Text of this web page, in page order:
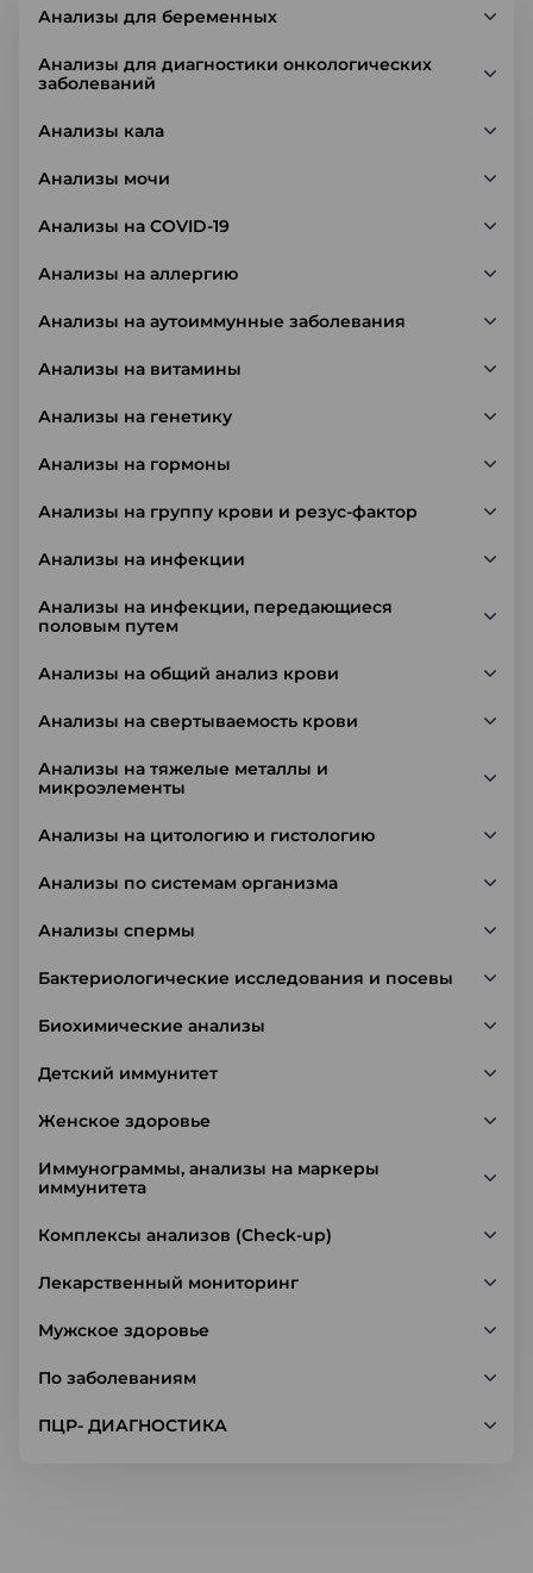
Анализы для беременных
Анализы для диагностики онкологических
заболеваний
Анализы кала
Анализы мочи
Анализы на COVID-19
Анализы на аллергию
Анализы на аутоиммунные заболевания
Анализы на витамины
Анализы на генетику
Анализы на гормоны
Анализы на группу крови и резус-фактор
Анализы на инфекции
Анализы на инфекции, передающиеся
половым путем
Анализы на общий анализ крови
Анализы на свертываемость крови
Анализы на тяжелые металлы и
микроэлементы
Анализы на цитологию и гистологию
Анализы по системам организма
Анализы спермы
Бактериологические исследования и посевы
Биохимические анализы
Детский иммунитет
Женское здоровье
Иммунограммы, анализы на маркеры
иммунитета
Комплексы анализов (Check-up)
Лекарственный мониторинг
Мужское здоровье
По заболеваниям
ПЦР- ДИАГНОСТИКА